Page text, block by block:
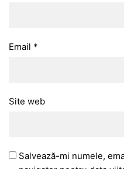
Email *
Site web
Salvează-mi numele,